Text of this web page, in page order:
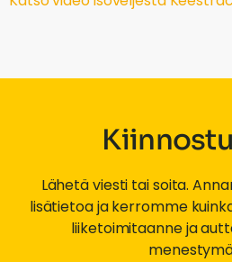
Lähetä viesti tai soita.
lisätietoa ja kerromme
liiketoimitaanne ja